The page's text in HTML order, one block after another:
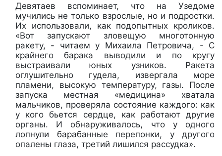
Девятаев вспоминает, что на Узедоме
мучились не только взрослые, но и подростки.
Их использовали, как подопытных кроликов.
«Вот запускают зловещую многотонную
ракету, - читаем у Михаила Петровича, - С
крайнего барака выводили и по кругу
выстраивали юных узников. Ракета
оглушительно гудела, извергала море
пламени, высокую температуру, газы. После
запуска местная «медицина» хватала
мальчиков, проверяла состояние каждого: как
у кого бьется сердце, как работают другие
органы. И обнаруживалось, что у одного
лопнули барабанные перепонки, у другого
опалены глаза, третий лишился рассудка».